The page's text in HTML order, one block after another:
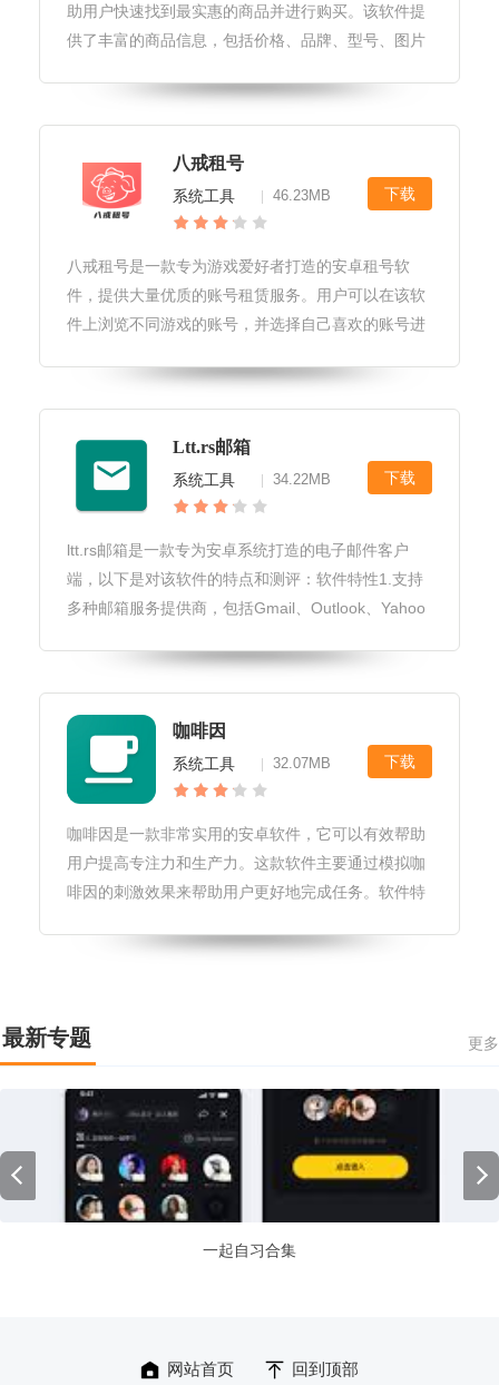
助用户快速找到最实惠的商品并进行购买。该软件提
供了丰富的商品信息，包括价格、品牌、型号、图片
沥沥最新版还支持多种筛选条件，如价格、地区、销
量等，让用户可以更加精准地找到
八戒租号
系统工具 46.23MB 下载
八戒租号是一款专为游戏爱好者打造的安卓租号软
件，提供大量优质的账号租赁服务。用户可以在该软
件上浏览不同游戏的账号，并选择自己喜欢的账号进
支付等，让用户可以更加方便快捷地完成支付。此
外，八戒租号还提供了一些实用的功能
Ltt.rs邮箱
系统工具 34.22MB 下载
ltt.rs邮箱是一款专为安卓系统打造的电子邮件客户
端，以下是对该软件的特点和测评：软件特性1.支持
多种邮箱服务提供商，包括Gmail、Outlook、Yahoo
Exchange等。3.支持邮件同步、阅读、
咖啡因
系统工具 32.07MB 下载
咖啡因是一款非常实用的安卓软件，它可以有效帮助
用户提高专注力和生产力。这款软件主要通过模拟咖
啡因的刺激效果来帮助用户更好地完成任务。软件特
2.可定制的提醒功能，可以提醒用户及时喝咖啡因，
最新专题 更多
一起自习合集
网站首页 回到顶部